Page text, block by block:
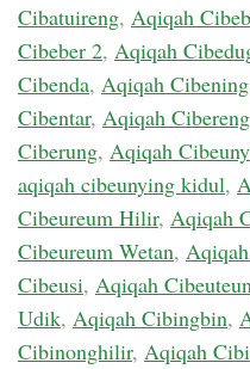
Cibatuireng, Aqiqah
Cibeber 2, Aqiqah
Cibenda, Aqiqah Cibening
Cibentar, Aqiqah Cibereng
Ciberung, Aqiqah
aqiqah cibeunying kidul,
Cibeureum Hilir, Aqiqah
Cibeureum Wetan,
Cibeusi, Aqiqah
Udik, Aqiqah Cibingbin,
Cibinonghilir, Aqiqah